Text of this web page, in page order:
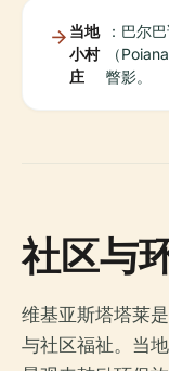
当地
小村
庄
：巴尔
（
瞥影。
社区与
维基亚斯塔塔莱
与社区福祉。当